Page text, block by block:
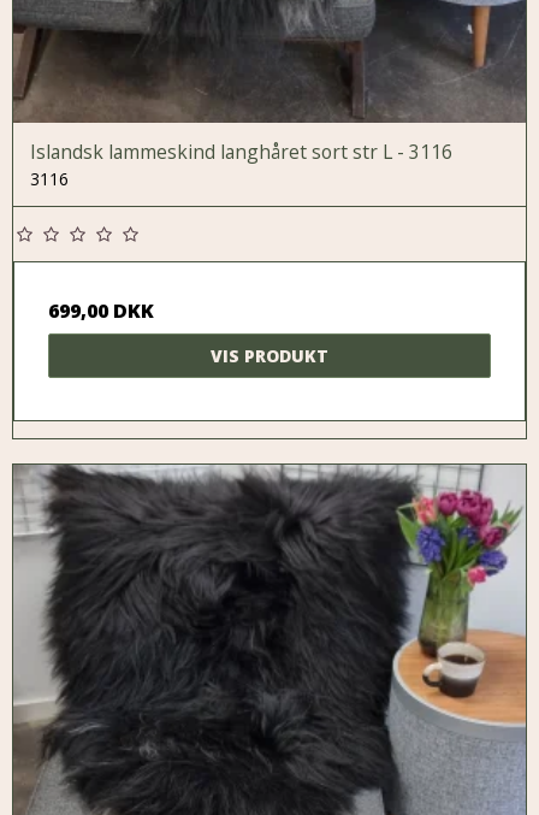
Islandsk lammeskind langhåret sort str L - 3116
3116
699,00 DKK
VIS PRODUKT